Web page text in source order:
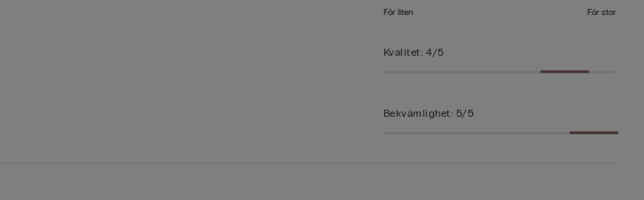
För liten För stor
Kvalitet: 4/5
Bekvämlighet: 5/5